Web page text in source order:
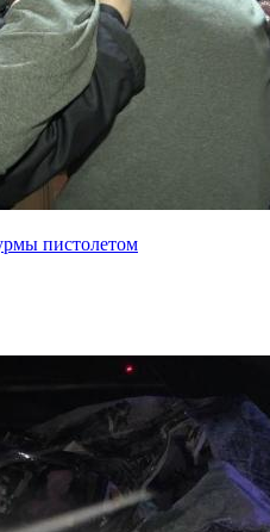
пистолетом